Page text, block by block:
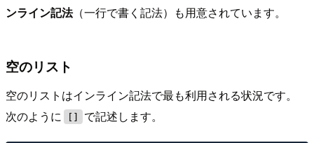
ンライン記法（一行で書く記法）も用意されています。
空のリスト
空のリストはインライン記法で最も利用される状況です。
次のように
[] で記述します。